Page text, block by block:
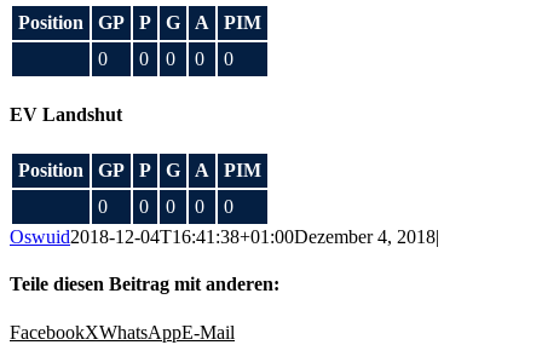
Position GP P G A
PIM
0
0 0 0 0
EV Landshut
Position GP P G A
PIM
0
0 0 0
0
Oswuid2018-12-04T16:41:38+01:00Dezember 4, 2018|
Teile diesen Beitrag mit anderen:
FacebookXWhatsAppE-Mail